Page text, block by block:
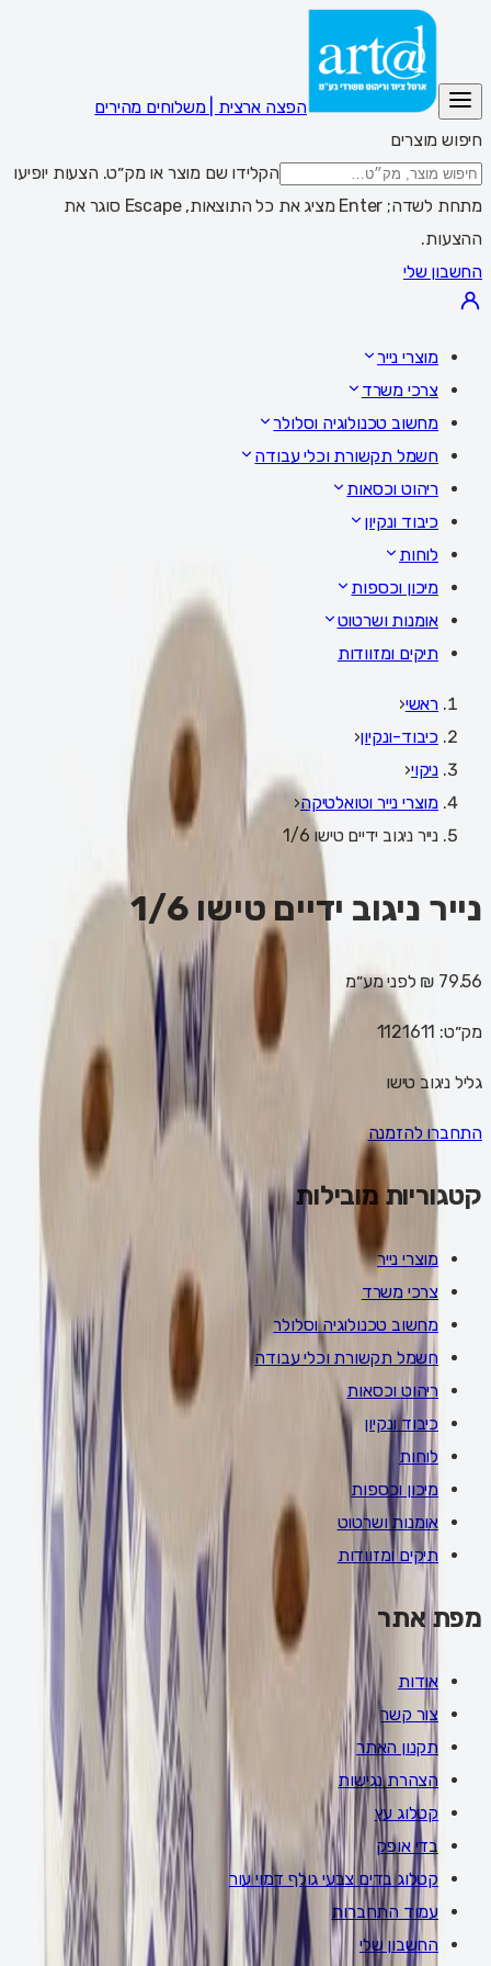
הפצה ארצית | משלוחים מהירים
חיפוש מוצרים
הקלידו שם מוצר או מק״ט. הצעות יופיעו
מתחת לשדה; Enter מציג את כל התוצאות, Escape סוגר את
ההצעות.
החשבון שלי
מוצרי נייר
צרכי משרד
מחשוב טכנולוגיה וסלולר
חשמל תקשורת וכלי עבודה
ריהוט וכסאות
כיבוד ונקיון
לוחות
מיכון וכספות
אומנות ושרטוט
תיקים ומזוודות
ראשי‹
כיבוד-ונקיון‹
ניקוי‹
מוצרי נייר וטואלטיקה‹
נייר ניגוב ידיים טישו 1/6
נייר ניגוב ידיים טישו 1/6
79.56 ₪ לפני מע״מ
מק״ט: 1121611
גליל ניגוב טישו
התחברו להזמנה
קטגוריות מובילות
מוצרי נייר
צרכי משרד
מחשוב טכנולוגיה וסלולר
חשמל תקשורת וכלי עבודה
ריהוט וכסאות
כיבוד ונקיון
לוחות
מיכון וכספות
אומנות ושרטוט
תיקים ומזוודות
מפת אתר
אודות
צור קשר
תקנון האתר
הצהרת נגישות
קטלוג עץ
בדי אופק
קטלוג בדים צבעי גולף דמוי עור
עמוד התחברות
החשבון שלי